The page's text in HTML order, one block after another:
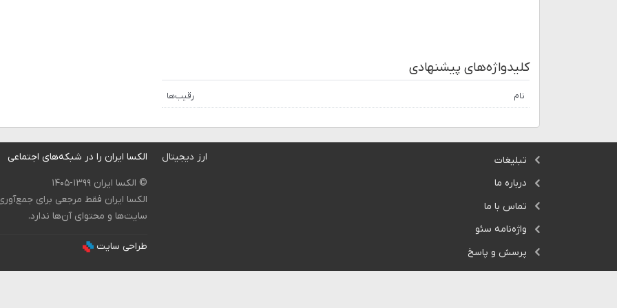
کلیدواژه‌های پیشنهادی
نام رقیب‌ها
ارز دیجیتال
تبلیغات
درباره ما
تماس با ما
واژه‌نامه سئو
پرسش و پاسخ
الکسا ایران را در شبکه‌های اجتماعی
© الکسا ایران ۱۳۹۹-۱۴۰۵
الکسا ایران فقط مرجعی برای
سایت‌ها و محتوای آن‌ها ندارد.
طراحی سایت